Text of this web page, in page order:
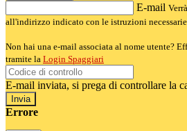
E-mail
all'indirizzo indicato con le istruzioni
Non hai una e-mail associata al nome utente?
tramite la Login Spaggiari
E-mail inviata, si prega di controllare la
Errore